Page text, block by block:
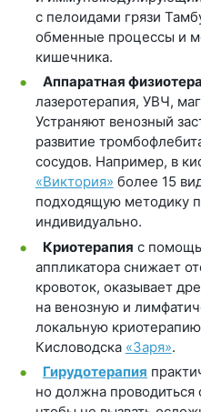
с пелоидами грязи
обменные процессы и
кишечника.
Аппаратная
лазеротерапия, УВЧ,
Устраняют венозный
развитие
сосудов. Например, в
«Виктория» более 15
подходящую методику
индивидуально.
Криотерапия с
аппликатора снижает
кровоток, оказывает
на венозную и
локальную
Кисловодска «Заря».
Гирудотерапия
но должна